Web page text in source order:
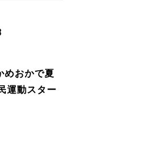
めおかで夏
運動スター